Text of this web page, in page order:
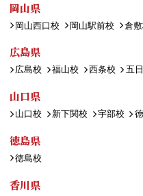
岡山県
岡山西口校 岡山駅前校 倉
広島県
広島校 福山校 西条校 五
山口県
山口校 新下関校 宇部校
徳島県
徳島校
香川県